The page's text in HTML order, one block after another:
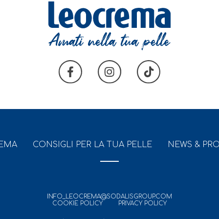
CONSIGLI PER LA TUA PELLE NEWS &
INFO_LEOCREMA@SODALISGROUP.COM
COOKIE POLICY
PRIVACY POLICY